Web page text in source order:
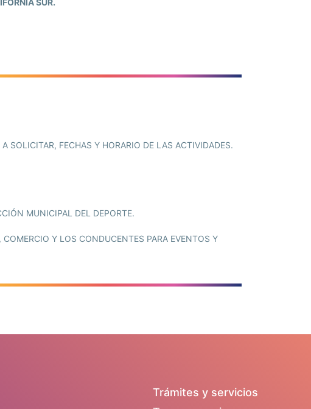
SUR.
SOLICITAR, FECHAS Y HORARIO DE LAS ACTIVIDADES.
MUNICIPAL DEL DEPORTE.
Y LOS CONDUCENTES PARA EVENTOS Y
Trámites y servicios